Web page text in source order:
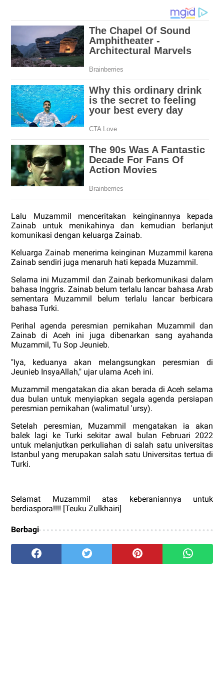
Lalu Muzammil menceritakan keinginannya kepada
Zainab untuk menikahinya dan kemudian berlanjut
komunikasi dengan keluarga Zainab.
Keluarga Zainab menerima keinginan Muzammil karena
Zainab sendiri juga menaruh hati kepada Muzammil.
Selama ini Muzammil dan Zainab berkomunikasi dalam
bahasa Inggris. Zainab belum terlalu lancar bahasa Arab
sementara Muzammil belum terlalu lancar berbicara
bahasa Turki.
Perihal agenda peresmian pernikahan Muzammil dan
Zainab di Aceh ini juga dibenarkan sang ayahanda
Muzammil, Tu Sop Jeunieb.
"Iya, keduanya akan melangsungkan peresmian di
Jeunieb InsyaAllah," ujar ulama Aceh ini.
Muzammil mengatakan dia akan berada di Aceh selama
dua bulan untuk menyiapkan segala agenda persiapan
peresmian pernikahan (walimatul 'ursy).
Setelah peresmian, Muzammil mengatakan ia akan
balek lagi ke Turki sekitar awal bulan Februari 2022
untuk melanjutkan perkuliahan di salah satu universitas
Istanbul yang merupakan salah satu Universitas tertua di
Turki.
Selamat Muzammil atas keberaniannya untuk
berdiaspora!!!! [Teuku Zulkhairi]
Berbagi